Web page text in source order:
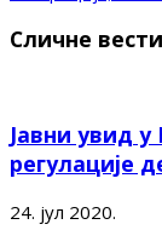
Сличне вести
Јавни увид
регулације
24. јул 2020.